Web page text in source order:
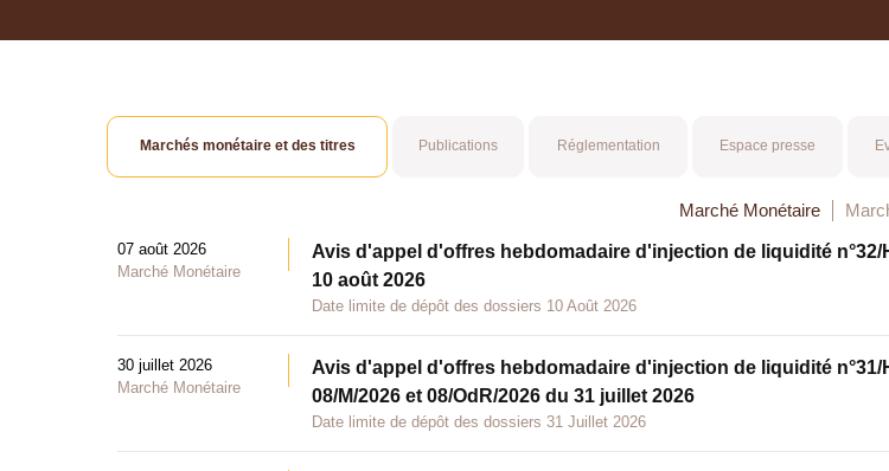
Marchés monétaire et des titres Publications Réglementation Espace presse
Marché Monétaire
07 août 2026
Marché Monétaire
Avis d'appel d'offres hebdomadaire d'injection de liquidité n°32/
10 août 2026
Date limite de dépôt des dossiers 10 Août 2026
30 juillet 2026
Marché Monétaire
Avis d'appel d'offres hebdomadaire d'injection de liquidité n°31/
08/M/2026 et 08/OdR/2026 du 31 juillet 2026
Date limite de dépôt des dossiers 31 Juillet 2026